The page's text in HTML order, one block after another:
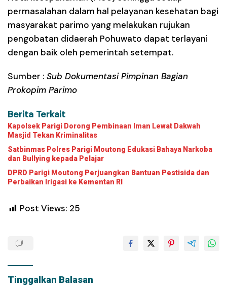
permasalahan dalam hal pelayanan kesehatan bagi
masyarakat parimo yang melakukan rujukan
pengobatan didaerah Pohuwato dapat terlayani
dengan baik oleh pemerintah setempat.
Sumber : Sub Dokumentasi Pimpinan Bagian
Prokopim Parimo
Berita Terkait
Kapolsek Parigi Dorong Pembinaan Iman Lewat Dakwah
Masjid Tekan Kriminalitas
Satbinmas Polres Parigi Moutong Edukasi Bahaya Narkoba
dan Bullying kepada Pelajar
DPRD Parigi Moutong Perjuangkan Bantuan Pestisida dan
Perbaikan Irigasi ke Kementan RI
Post Views: 25
Tinggalkan Balasan